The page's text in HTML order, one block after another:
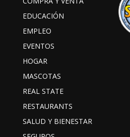
EDUCACIÓN
EMPLEO
EVENTOS
HOGAR
MASCOTAS
REAL STATE
RESTAURANTS
SALUD Y BIENESTAR